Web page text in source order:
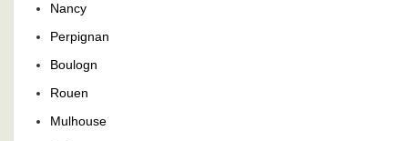
Nancy
Perpignan
Boulogn
Rouen
Mulhouse